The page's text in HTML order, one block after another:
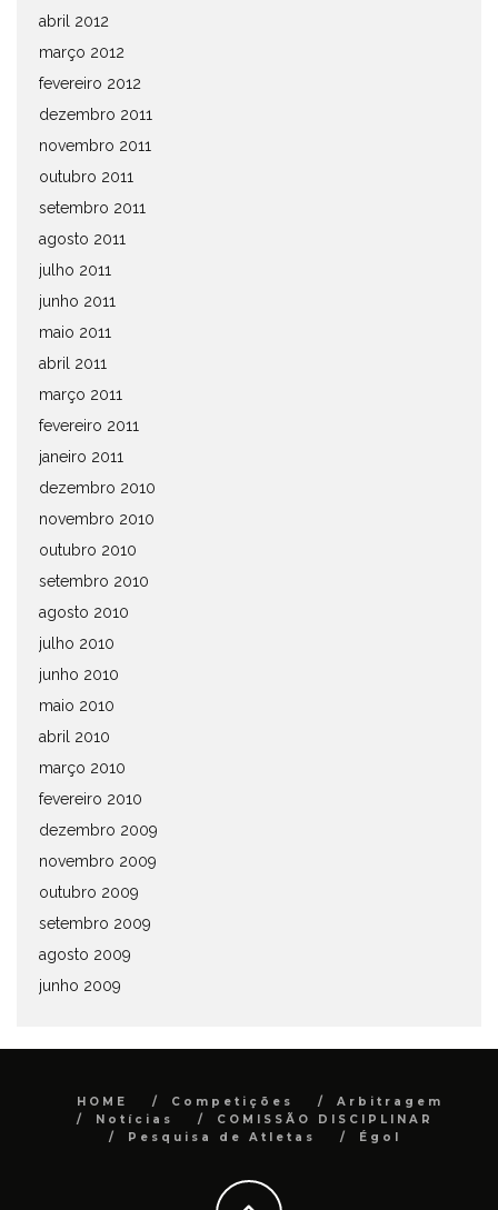
abril 2012
março 2012
fevereiro 2012
dezembro 2011
novembro 2011
outubro 2011
setembro 2011
agosto 2011
julho 2011
junho 2011
maio 2011
abril 2011
março 2011
fevereiro 2011
janeiro 2011
dezembro 2010
novembro 2010
outubro 2010
setembro 2010
agosto 2010
julho 2010
junho 2010
maio 2010
abril 2010
março 2010
fevereiro 2010
dezembro 2009
novembro 2009
outubro 2009
setembro 2009
agosto 2009
junho 2009
HOME Competições
Arbitragem
Notícias
COMISSÃO DISCIPLINAR
Pesquisa de Atletas
Égol